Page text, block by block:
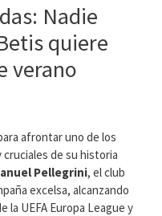
Nadie
quiere
verano
afrontar uno de los
de su historia
Pellegrini, el club
excelsa, alcanzando
la UEFA Europa League y